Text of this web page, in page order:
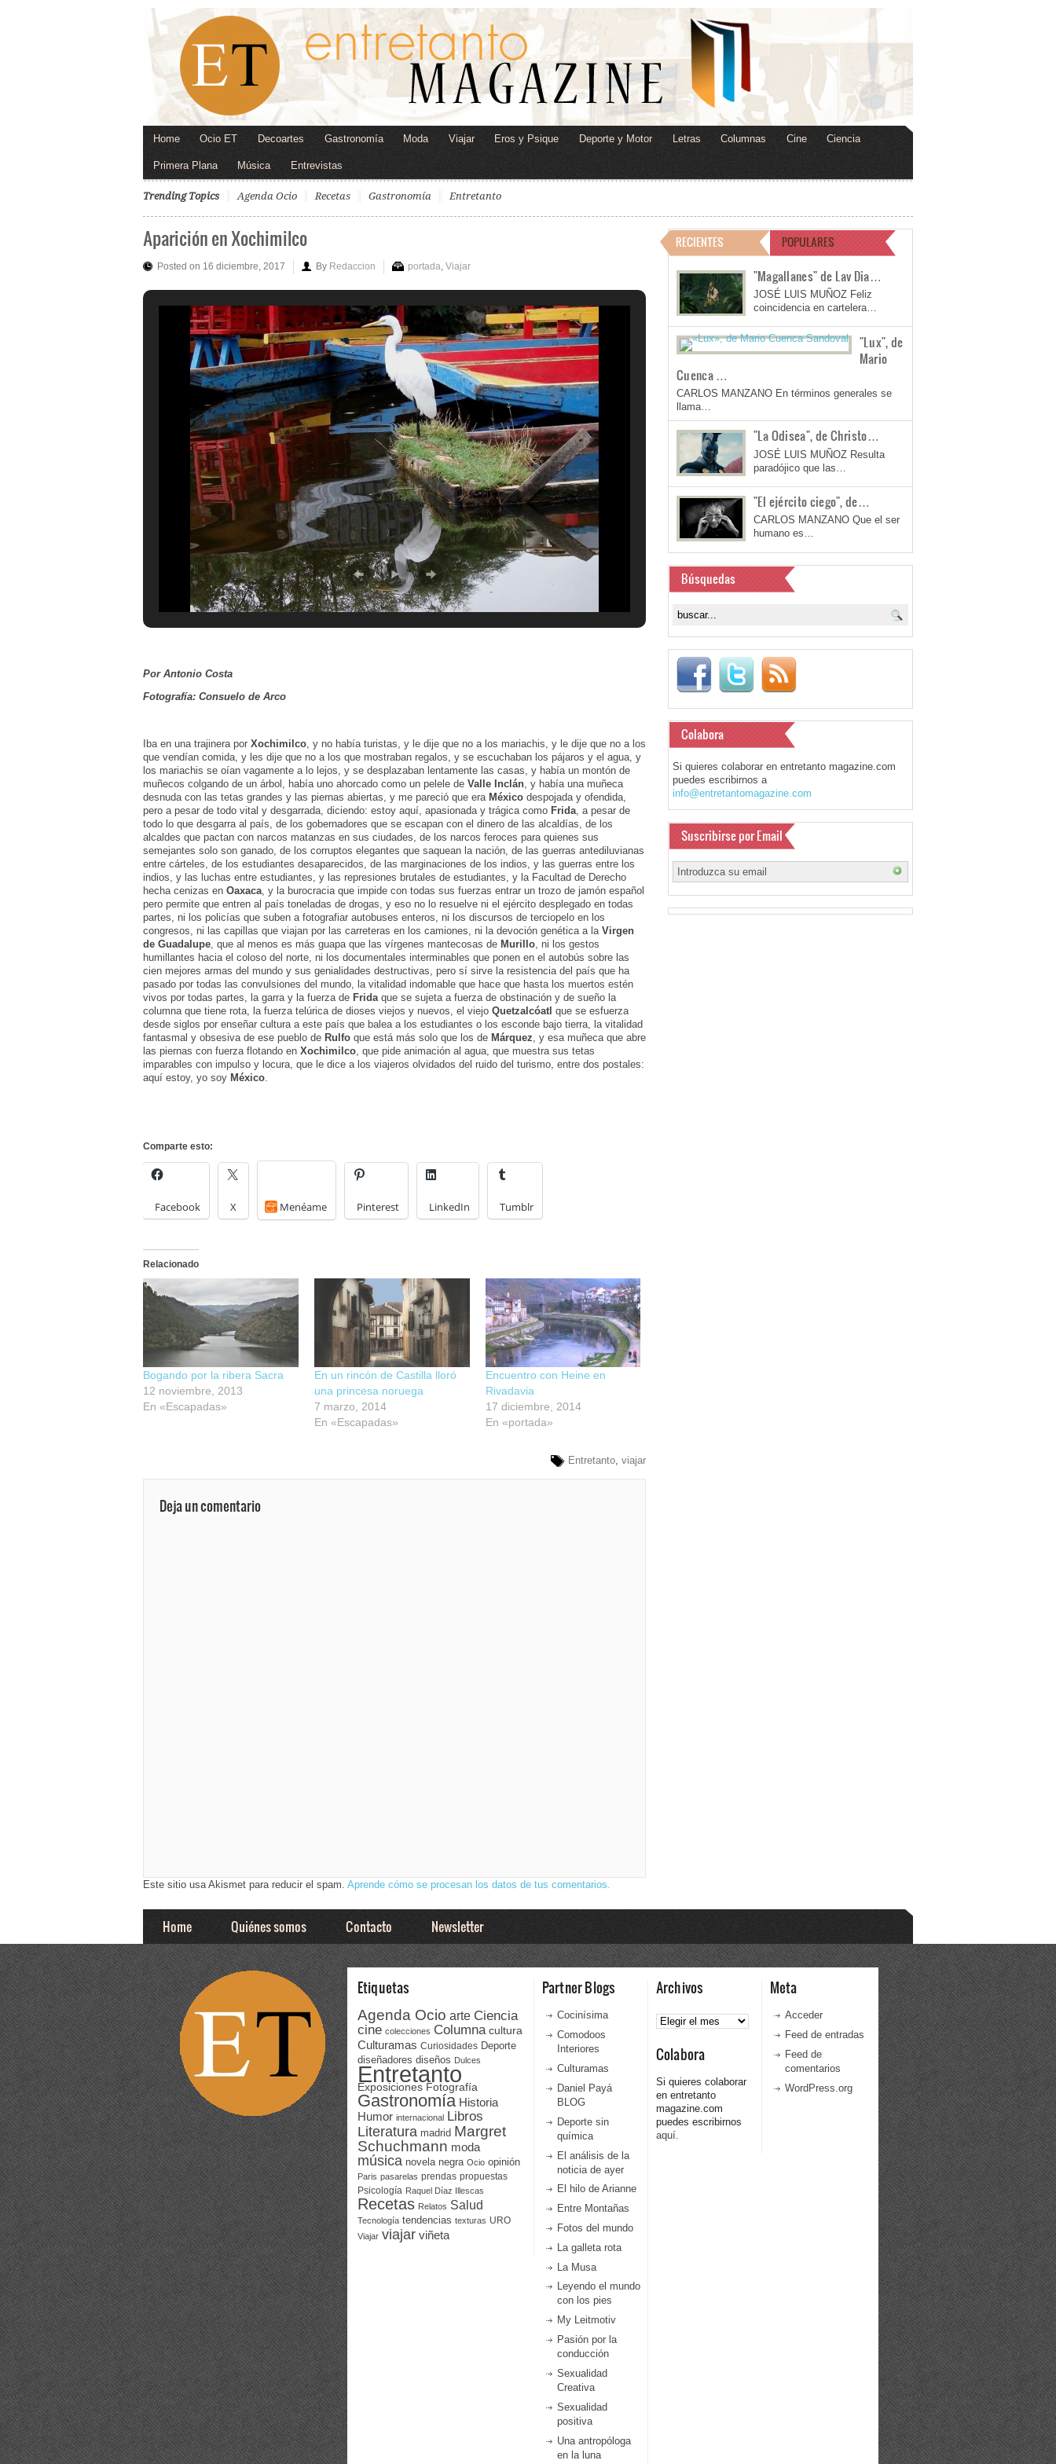
Home Ocio ET Decoartes Gastronomía Moda Viajar Eros y Psique Deporte y Motor Letras Columnas Cine Ciencia
Primera Plana Música Entrevistas
Trending Topics Agenda Ocio Recetas Gastronomía Entretanto
Aparición en Xochimilco
Posted on 16 diciembre, 2017 By Redaccion portada Viajar
Por Antonio Costa
Fotografía: Consuelo de Arco
Iba en una trajinera por Xochimilco , y no había turistas, y le dije que no a los mariachis, y le dije que no a los
que vendían comida, y les dije que no a los que mostraban regalos, y se escuchaban los pájaros y el agua, y
los mariachis se oían vagamente a lo lejos, y se desplazaban lentamente las casas, y había un montón de
muñecos colgando de un árbol, había uno ahorcado como un pelele de Valle Inclán , y había una muñeca
desnuda con las tetas grandes y las piernas abiertas, y me pareció que era México despojada y ofendida,
pero a pesar de todo vital y desgarrada, diciendo: estoy aquí, apasionada y trágica como Frida , a pesar de
todo lo que desgarra al país, de los gobernadores que se escapan con el dinero de las alcaldías, de los
alcaldes que pactan con narcos matanzas en sus ciudades, de los narcos feroces para quienes sus
semejantes solo son ganado, de los corruptos elegantes que saquean la nación, de las guerras antediluvianas
entre cárteles, de los estudiantes desaparecidos, de las marginaciones de los indios, y las guerras entre los
indios, y las luchas entre estudiantes, y las represiones brutales de estudiantes, y la Facultad de Derecho
hecha cenizas en Oaxaca , y la burocracia que impide con todas sus fuerzas entrar un trozo de jamón español
pero permite que entren al país toneladas de drogas, y eso no lo resuelve ni el ejército desplegado en todas
partes, ni los policías que suben a fotografiar autobuses enteros, ni los discursos de terciopelo en los
congresos, ni las capillas que viajan por las carreteras en los camiones, ni la devoción genética a la Virgen
de Guadalupe , que al menos es más guapa que las vírgenes mantecosas de Murillo , ni los gestos
humillantes hacia el coloso del norte, ni los documentales interminables que ponen en el autobús sobre las
cien mejores armas del mundo y sus genialidades destructivas, pero sí sirve la resistencia del país que ha
pasado por todas las convulsiones del mundo, la vitalidad indomable que hace que hasta los muertos estén
vivos por todas partes, la garra y la fuerza de Frida que se sujeta a fuerza de obstinación y de sueño la
columna que tiene rota, la fuerza telúrica de dioses viejos y nuevos, el viejo Quetzalcóatl que se esfuerza
desde siglos por enseñar cultura a este país que balea a los estudiantes o los esconde bajo tierra, la vitalidad
fantasmal y obsesiva de ese pueblo de Rulfo que está más solo que los de Márquez , y esa muñeca que abre
las piernas con fuerza flotando en Xochimilco , que pide animación al agua, que muestra sus tetas
imparables con impulso y locura, que le dice a los viajeros olvidados del ruido del turismo, entre dos postales:
aquí estoy, yo soy México
Comparte esto:
Facebook X Menéame Pinterest LinkedIn Tumblr
Relacionado
Bogando por la ribera Sacra
12 noviembre, 2013
En «Escapadas»
En un rincón de Castilla lloró
una princesa noruega
7 marzo, 2014
En «Escapadas»
Encuentro con Heine en
Rivadavia
17 diciembre, 2014
En «portada»
Entretanto viajar
Deja un comentario
Este sitio usa Akismet para reducir el spam. Aprende cómo se procesan los datos de tus comentarios.
RECIENTES POPULARES
"Magallanes" de Lav Dia…
JOSÉ LUIS MUÑOZ Feliz
coincidencia en cartelera…
"Lux", de
Mario
Cuenca …
CARLOS MANZANO En términos generales se
llama…
"La Odisea", de Christo…
JOSÉ LUIS MUÑOZ Resulta
paradójico que las…
"El ejército ciego", de…
CARLOS MANZANO Que el ser
humano es…
Búsquedas
Colabora
Si quieres colaborar en entretanto magazine.com
puedes escribirnos a
info@entretantomagazine.com
Suscribirse por Email
Home Quiénes somos Contacto Newsletter
Etiquetas
Agenda Ocio arte Ciencia
cine colecciones Columna cultura
Culturamas Curiosidades Deporte
diseñadores diseños Dulces
Entretanto
Exposiciones Fotografía
Gastronomía Historia
Humor internacional Libros
Literatura madrid Margret
Schuchmann moda
música novela negra Ocio opinión
Paris pasarelas prendas propuestas
Psicología Raquel Díaz Illescas
Recetas Relatos Salud
Tecnología tendencias texturas URO
Viajar viajar viñeta
Partner Blogs
Cocinísima
Comodoos
Interiores
Culturamas
Daniel Payá
BLOG
Deporte sin
química
El análisis de la
noticia de ayer
El hilo de Arianne
Entre Montañas
Fotos del mundo
La galleta rota
La Musa
Leyendo el mundo
con los pies
My Leitmotiv
Pasión por la
conducción
Sexualidad
Creativa
Sexualidad
positiva
Una antropóloga
en la luna
Archivos
Archivos
Colabora
Si quieres colaborar
en entretanto
magazine.com
puedes escribirnos
aquí.
Meta
Acceder
Feed de entradas
Feed de
comentarios
WordPress.org